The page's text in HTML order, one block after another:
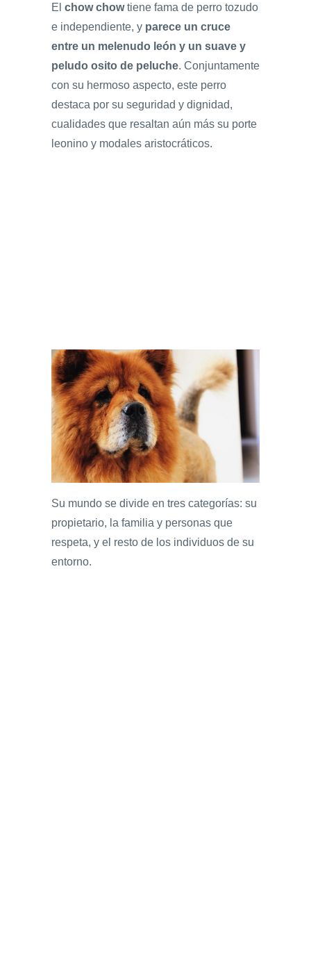
El chow chowtiene fama de perro tozudo
e independiente, y parece un cruce
entre un melenudo león y un suave y
peludo osito de peluche. Conjuntamente
con su hermoso aspecto, este perro
destaca por su seguridad y dignidad,
cualidades que resaltan aún más su porte
leonino y modales aristocráticos.
Su mundo se divide en tres categorías: su
propietario, la familia y personas que
respeta, y el resto de los individuos de su
entorno.